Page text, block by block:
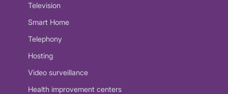
Television
Smart Home
Telephony
Hosting
Video surveillance
Health improvement centers